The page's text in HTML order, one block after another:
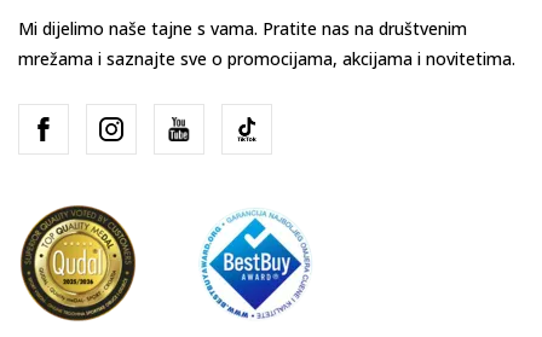
Mi dijelimo naše tajne s vama. Pratite nas na društvenim
mrežama i saznajte sve o promocijama, akcijama i novitetima.